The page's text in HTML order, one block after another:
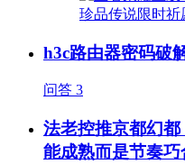
h3c路由器密码破
问答 3
法老控推京都幻
能成熟而是节奏巧